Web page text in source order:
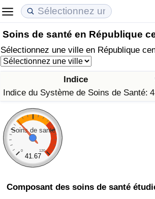
Soins de santé en République
Sélectionnez une ville en République
Indice
Indice du Système de Soins de Santé:
Soins de santé
0 120
41.67
Composant des soins de santé
Coût de la vie
Indice du Coût de la Vie (Actuel)
Indice du Coût de la Vie
Indice du coût de la vie par pays
à Akaba
Prix de l'immobilier
Indice des Prix de l'immobilier (Actuel)
Indice des Prix de l'immobilier
Indice des Prix de l'immobilier par
Qualité de Vie
Indice de Qualité de Vie
Indice de Qualité de Vie (Actuel)
Indice de qualité de vie par pays
Criminalité
Indice de Criminalité (Actuel)
Indice de Criminalité